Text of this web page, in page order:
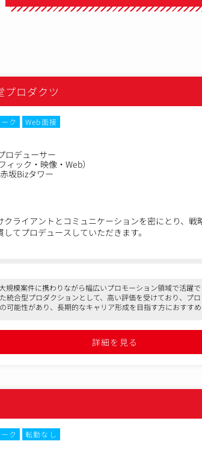
プロダクツ
ク
Web面接
ロデューサー
ック・映像・Web）
坂Bizタワー
ライアントとコミュニケーションを密にとり、戦
てプロデュースしていただきます。
かしながら最終的には、クライアント課題の抽出～
たプロデュース業務の案件を対応できる人材として
模案件に携わりながら幅広いプロモーション領域で活躍で
合型プロダクションとして、高い評価を受けており、プロ
能性があり、長期的なキャリア形成を目指す方におすすめ
詳細を見る
ク
転勤なし